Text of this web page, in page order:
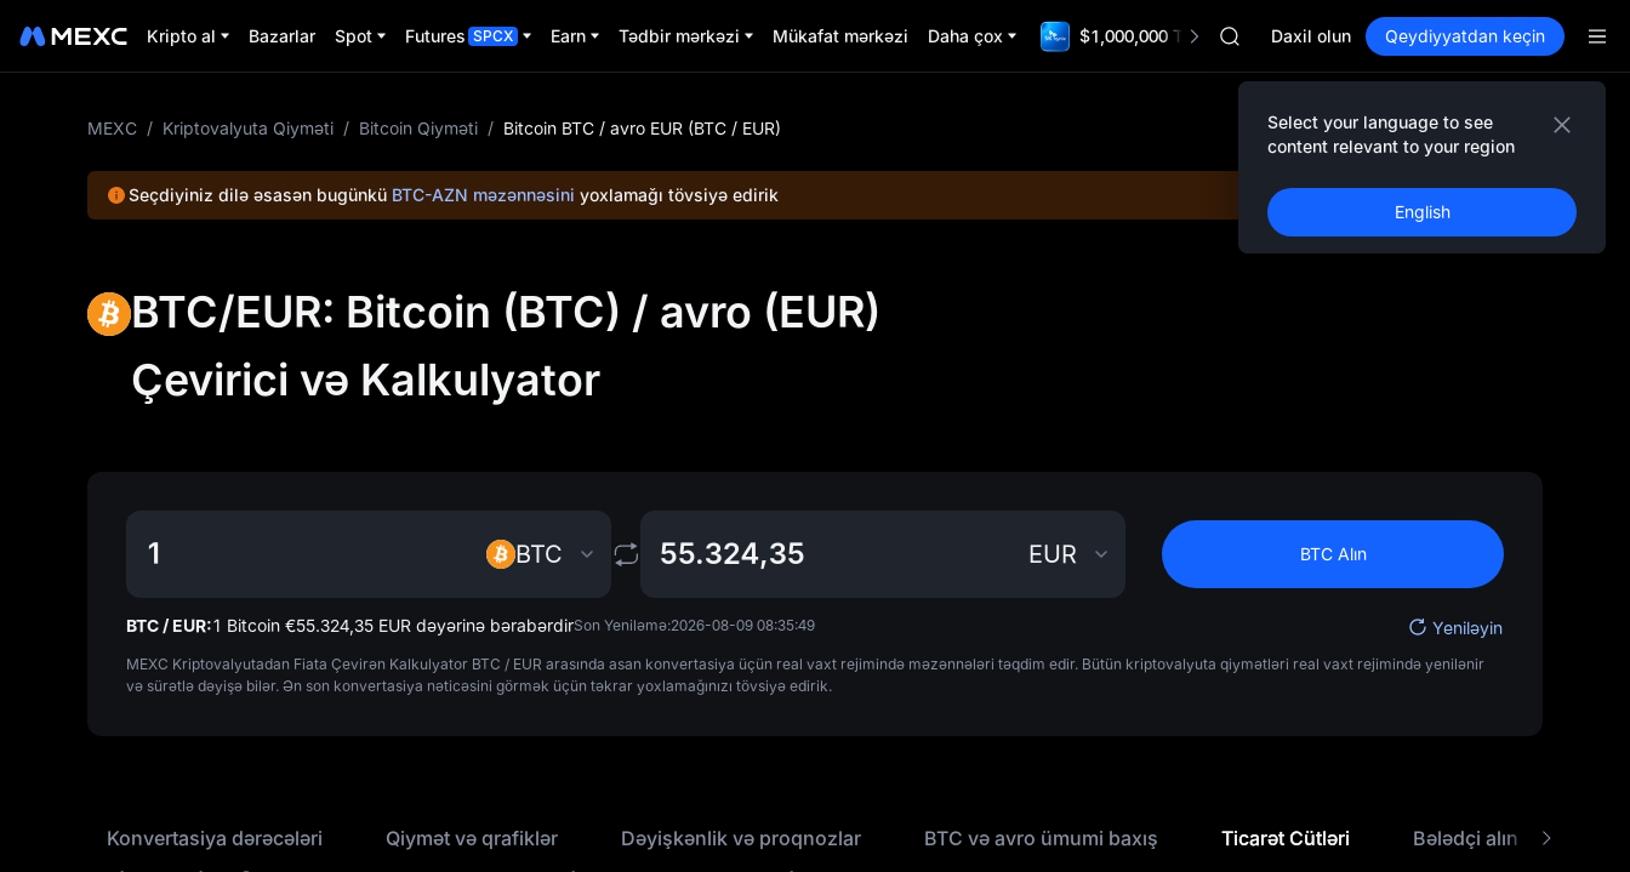
Kripto al Bazarlar Spot Futures SPCX Earn Tədbir mərkəzi Mükafat mərkəzi Daha çox $1,000,000 TradFi GalaSKYAI
UNITREE STAR Market Subscription on Aug 10
SPCX rises despite lock-up expiry
GOLD(XAU)
AAOI
SKYAI
UNITREE STAR Market Subscription on Aug 10
SPCX rises despite lock-up expiry
Daxil olun Qeydiyyatdan keçin
Select your language to see
content relevant to your region
English
MEXC / Kriptovalyuta Qiyməti / Bitcoin Qiyməti / Bitcoin BTC / avro EUR (BTC / EUR)
Seçdiyiniz dilə əsasən bugünkü BTC-AZN məzənnəsini yoxlamağı tövsiyə edirik
BTC/EUR: Bitcoin (BTC) / avro (EUR)
Çevirici və Kalkulyator
BTC EUR BTC Alın
BTC / EUR:1 Bitcoin €‎55.324,35 EUR dəyərinə bərabərdirSon Yeniləmə:2026-08-09 08:35:49 Yeniləyin
MEXC Kriptovalyutadan Fiata Çevirən Kalkulyator BTC / EUR arasında asan konvertasiya üçün real vaxt rejimində məzənnələri təqdim edir. Bütün kriptovalyuta qiymətləri real vaxt rejimində yenilənir
və sürətlə dəyişə bilər. Ən son konvertasiya nəticəsini görmək üçün təkrar yoxlamağınızı tövsiyə edirik.
Konvertasiya dərəcələri Qiymət və qrafiklər Dəyişkənlik və proqnozlar BTC və avro ümumi baxış Ticarət Cütləri Bələdçi alın